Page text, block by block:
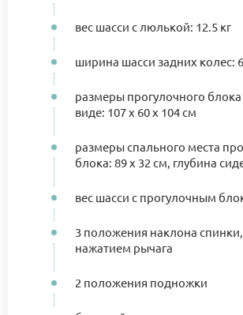
вес шасси с люлькой: 12.5 кг
ширина шасси задних колес:
размеры прогулочного
виде: 107 х 60 х 104 см
размеры спального места
блока: 89 х 32 см, глубина
вес шасси с прогулочным
3 положения наклона
нажатием рычага
2 положения подножки